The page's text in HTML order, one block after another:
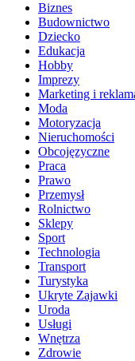
Biznes
Budownictwo
Dziecko
Edukacja
Hobby
Imprezy
Marketing i
Moda
Motoryzacja
Nieruchomości
Obcojęzyczne
Praca
Prawo
Przemysł
Rolnictwo
Sklepy
Sport
Technologia
Transport
Turystyka
Ukryte Zajawki
Uroda
Usługi
Wnętrza
Zdrowie